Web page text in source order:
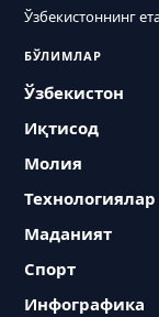
Ўзбекистоннинг
БЎЛИМЛАР
Ўзбекистон
Иқтисод
Молия
Технологиялар
Маданият
Спорт
Инфографика